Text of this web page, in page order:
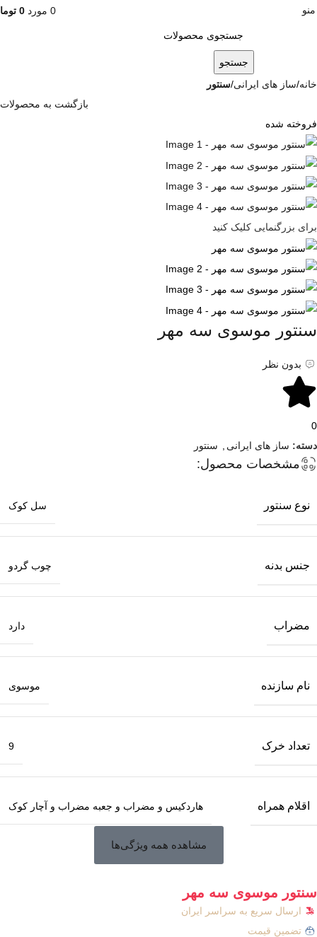
منو 0 مورد 0
جستجو
خانه ساز های ایرانی سنتور
بازگشت به محصولات
فروخته شده
برای بزرگنمایی کلیک کنید
سنتور موسوی سه مهر
بدون نظر
0
دسته: ساز های ایرانی سنتور
مشخصات محصول:
نوع سنتور سل کوک
جنس بدنه چوب گردو
مضراب دارد
نام سازنده موسوی
تعداد خرک 9
اقلام همراه هاردکیس و مضراب و جعبه مضراب و آچار کوک
مشاهده همه ویژگی‌ها
سنتور موسوی سه مهر
ارسال سریع به سراسر ایران
تضمین قیمت